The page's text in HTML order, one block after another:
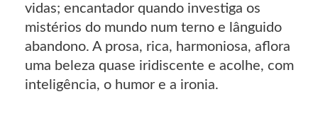
vidas; encantador quando investiga os
mistérios do mundo num terno e lânguido
abandono. A prosa, rica, harmoniosa, aflora
uma beleza quase iridiscente e acolhe, com
inteligência, o humor e a ironia.